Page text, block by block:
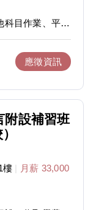
值觀，並有彈
job/87x9e?
科目作業、平時
關懷學生）
應徵資訊
附設補習班
樓
月薪 33,000